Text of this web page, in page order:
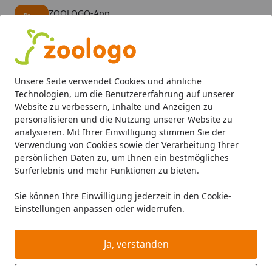
Unsere Seite verwendet Cookies und ähnliche
Technologien, um die Benutzererfahrung auf unserer
Website zu verbessern, Inhalte und Anzeigen zu
personalisieren und die Nutzung unserer Website zu
analysieren. Mit Ihrer Einwilligung stimmen Sie der
Verwendung von Cookies sowie der Verarbeitung Ihrer
persönlichen Daten zu, um Ihnen ein bestmögliches
Surferlebnis und mehr Funktionen zu bieten.
Sie können Ihre Einwilligung jederzeit in den Cookie-
Einstellungen anpassen oder widerrufen.
Ja, verstanden
ZOOLOGO-App
Alle Produkte
Mein Konto
Suchen
Startseite
Hund Hundefutter Nassfutter CARNILOVE Pieces in
CARNILOVE Pieces in Paté 300
Gramm Hundenassfutter
BALD VERGRIFFEN